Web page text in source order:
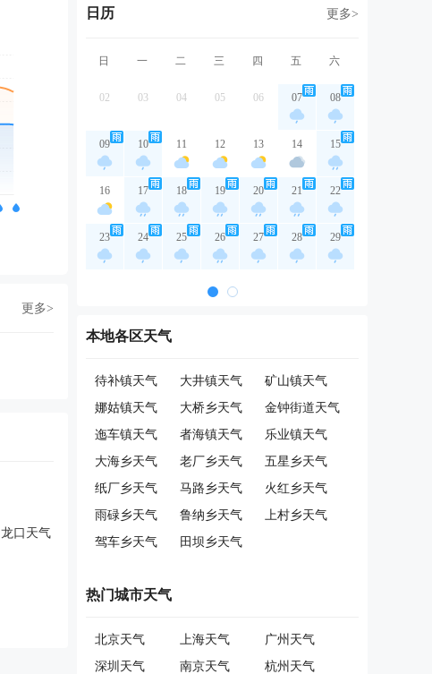
更多>
龙口天气
日历 更多>
日 一 二 三 四 五 六
02 03 04 05 06 07 08
09 10 11 12 13 14 15
16 17 18 19 20 21 22
23 24 25 26 27 28 29
本地各区天气
待补镇天气 大井镇天气
矿山镇天气
娜姑镇天气
大桥乡天气
金钟街道天气
迤车镇天气
者海镇天气
乐业镇天气
大海乡天气
老厂乡天气
五星乡天气
纸厂乡天气
马路乡天气
火红乡天气
雨碌乡天气
鲁纳乡天气
上村乡天气
驾车乡天气
田坝乡天气
热门城市天气
北京天气 上海天气
广州天气
深圳天气
南京天气
杭州天气